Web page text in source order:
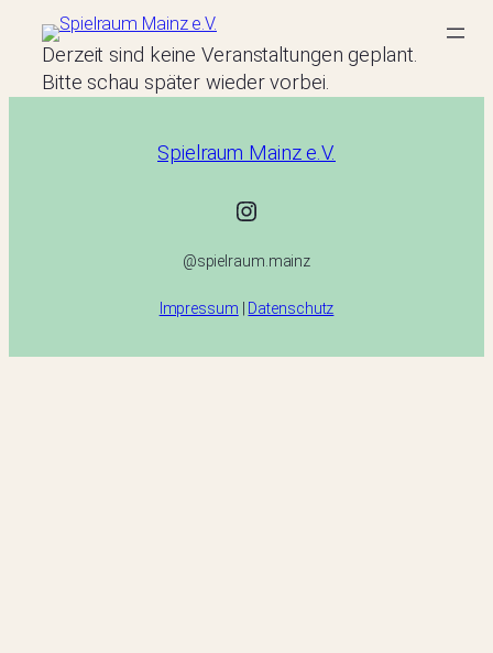
Zum
Inhalt
springen
Derzeit sind keine Veranstaltungen geplant.
Bitte schau später wieder vorbei.
Spielraum Mainz e.V.
@spielraum.mainz
@spielraum.mainz
Impressum Datenschutz